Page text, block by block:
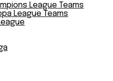
League Teams
League Teams